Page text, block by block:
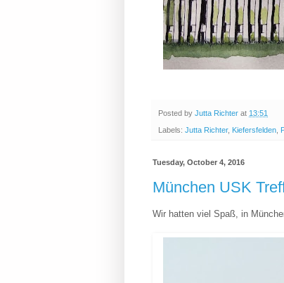
Posted by Jutta Richter at 13:51
Labels: Jutta Richter, Kiefersfelden
Tuesday, October 4, 2016
München USK
Wir hatten viel Spaß, in